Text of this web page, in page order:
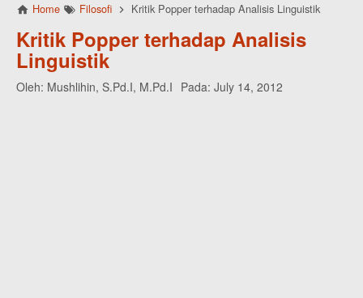
Home Filosofi Kritik Popper terhadap Analisis Linguistik
Kritik Popper terhadap Analisis
Linguistik
Oleh: Mushlihin, S.Pd.I, M.Pd.I Pada: July 14, 2012